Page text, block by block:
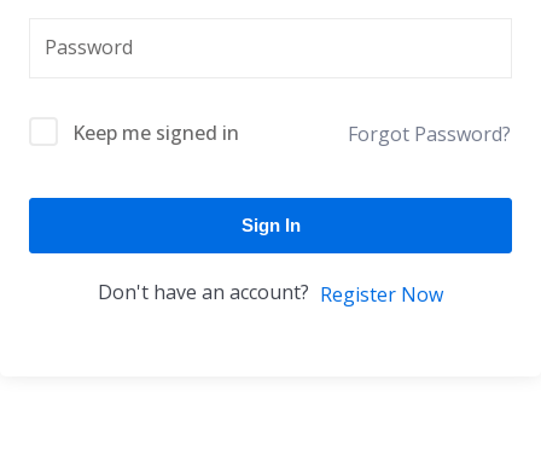
Keep me signed in Forgot Password?
Sign In
Don't have an account? Register Now